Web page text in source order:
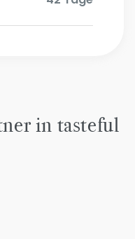
in tasteful